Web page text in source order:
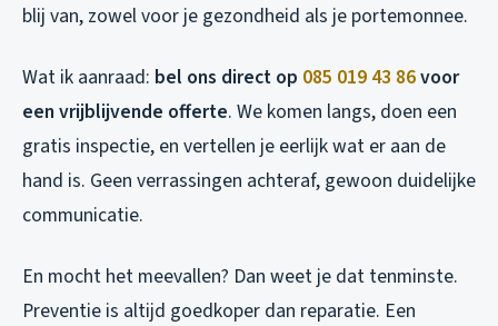
blij van, zowel voor je gezondheid als je portemonnee.
Wat ik aanraad: bel ons direct op 085 019 43 86voor
een vrijblijvende offerte. We komen langs, doen een
gratis inspectie, en vertellen je eerlijk wat er aan de
hand is. Geen verrassingen achteraf, gewoon duidelijke
communicatie.
En mocht het meevallen? Dan weet je dat tenminste.
Preventie is altijd goedkoper dan reparatie. Een